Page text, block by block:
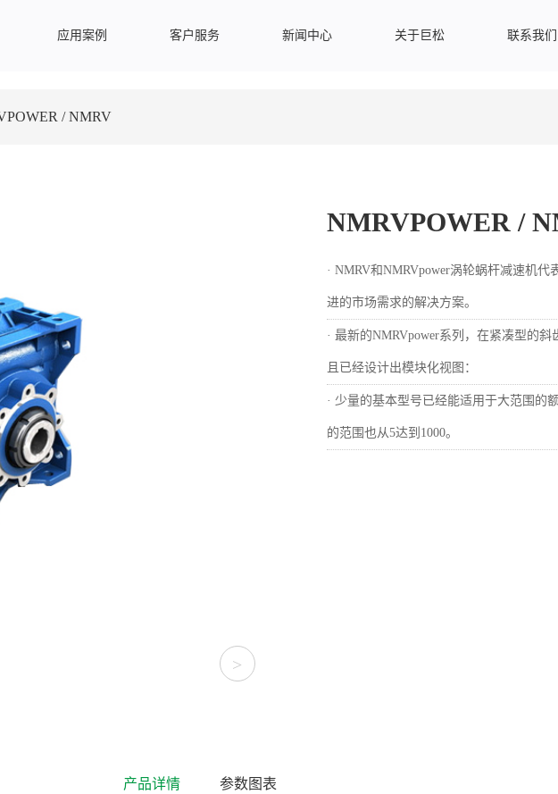
应用案例 客户服务 新闻中心 关于巨松 联系我们
/ NMRV
>
NMRVPOWER /
· NMRV和NMRVpower涡轮蜗杆减速机
进的市场需求的解决方案。
· 最新的NMRVpower系列，在紧凑型的
且已经设计出模块化视图：
· 少量的基本型号已经能适用于大范围的
的范围也从5达到1000。
产品详情 参数图表